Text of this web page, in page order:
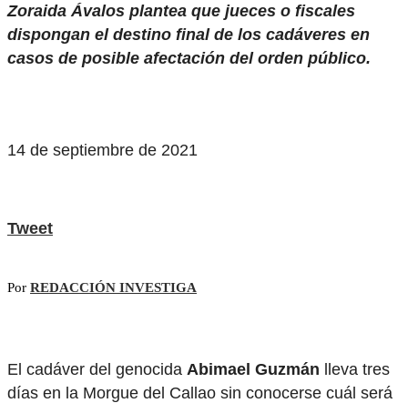
Zoraida Ávalos plantea que jueces o fiscales
dispongan el destino final de los cadáveres en
casos de posible afectación del orden público.
14 de septiembre de 2021
Tweet
Por REDACCIÓN INVESTIGA
El cadáver del genocida Abimael Guzmán lleva tres
días en la Morgue del Callao sin conocerse cuál será